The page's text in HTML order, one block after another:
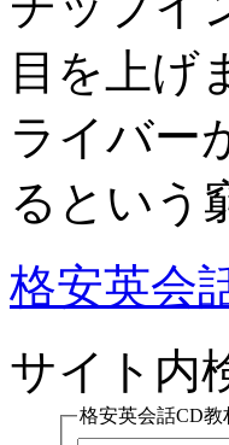
目を上げ
ライバー
るという
格安英会
サイト内
格安英会話CD教